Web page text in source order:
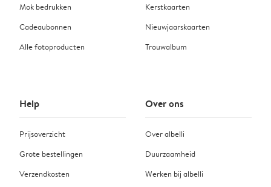
Mok bedrukken
Cadeaubonnen
Alle fotoproducten
Kerstkaarten
Nieuwjaarskaarten
Trouwalbum
Help
Prijsoverzicht
Grote bestellingen
Verzendkosten
Over ons
Over albelli
Duurzaamheid
Werken bij albelli